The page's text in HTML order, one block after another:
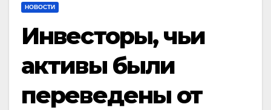
НОВОСТИ
Инвесторы, чьи
активы были
переведены от